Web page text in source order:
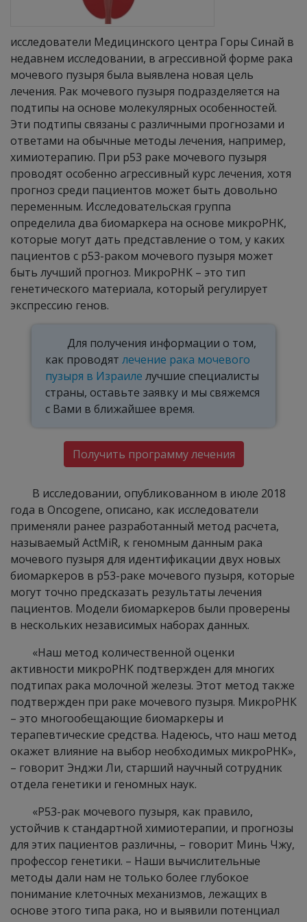
исследователи Медицинского центра Горы Синай в
недавнем исследовании, в агрессивной форме рака
мочевого пузыря была выявлена новая цель
лечения. Рак мочевого пузыря подразделяется на
подтипы на основе молекулярных особенностей.
Эти подтипы связаны с различными прогнозами и
ответами на обычные методы лечения, например,
химиотерапию. При р53 раке мочевого пузыря
проводят особенно агрессивный курс лечения, хотя
прогноз среди пациентов может быть довольно
переменным. Исследовательская группа
определила два биомаркера на основе микроРНК,
которые могут дать представление о том, у каких
пациентов с р53-раком мочевого пузыря может
быть лучший прогноз. МикроРНК – это тип
генетического материала, который регулирует
экспрессию генов.
Для получения информации о том,
как проводятлечение рака мочевого
пузыря в Израиле лучшие специалисты
страны, оставьте заявку и мы свяжемся
с Вами в ближайшее время.
Получить программу лечения
В исследовании, опубликованном в июле 2018
года в Oncogene, описано, как исследователи
применяли ранее разработанный метод расчета,
называемый ActMiR, к геномным данным рака
мочевого пузыря для идентификации двух новых
биомаркеров в p53-раке мочевого пузыря, которые
могут точно предсказать результаты лечения
пациентов. Модели биомаркеров были проверены
в нескольких независимых наборах данных.
«Наш метод количественной оценки
активности микроРНК подтвержден для многих
подтипах рака молочной железы. Этот метод также
подтвержден при раке мочевого пузыря. МикроРНК
– это многообещающие биомаркеры и
терапевтические средства. Надеюсь, что наш метод
окажет влияние на выбор необходимых микроРНК»,
– говорит Энджи Ли, старший научный сотрудник
отдела генетики и геномных наук.
«Р53-рак мочевого пузыря, как правило,
устойчив к стандартной химиотерапии, и прогнозы
для этих пациентов различны, – говорит Минь Чжу,
профессор генетики. – Наши вычислительные
методы дали нам не только более глубокое
понимание клеточных механизмов, лежащих в
основе этого типа рака, но и выявили потенциал